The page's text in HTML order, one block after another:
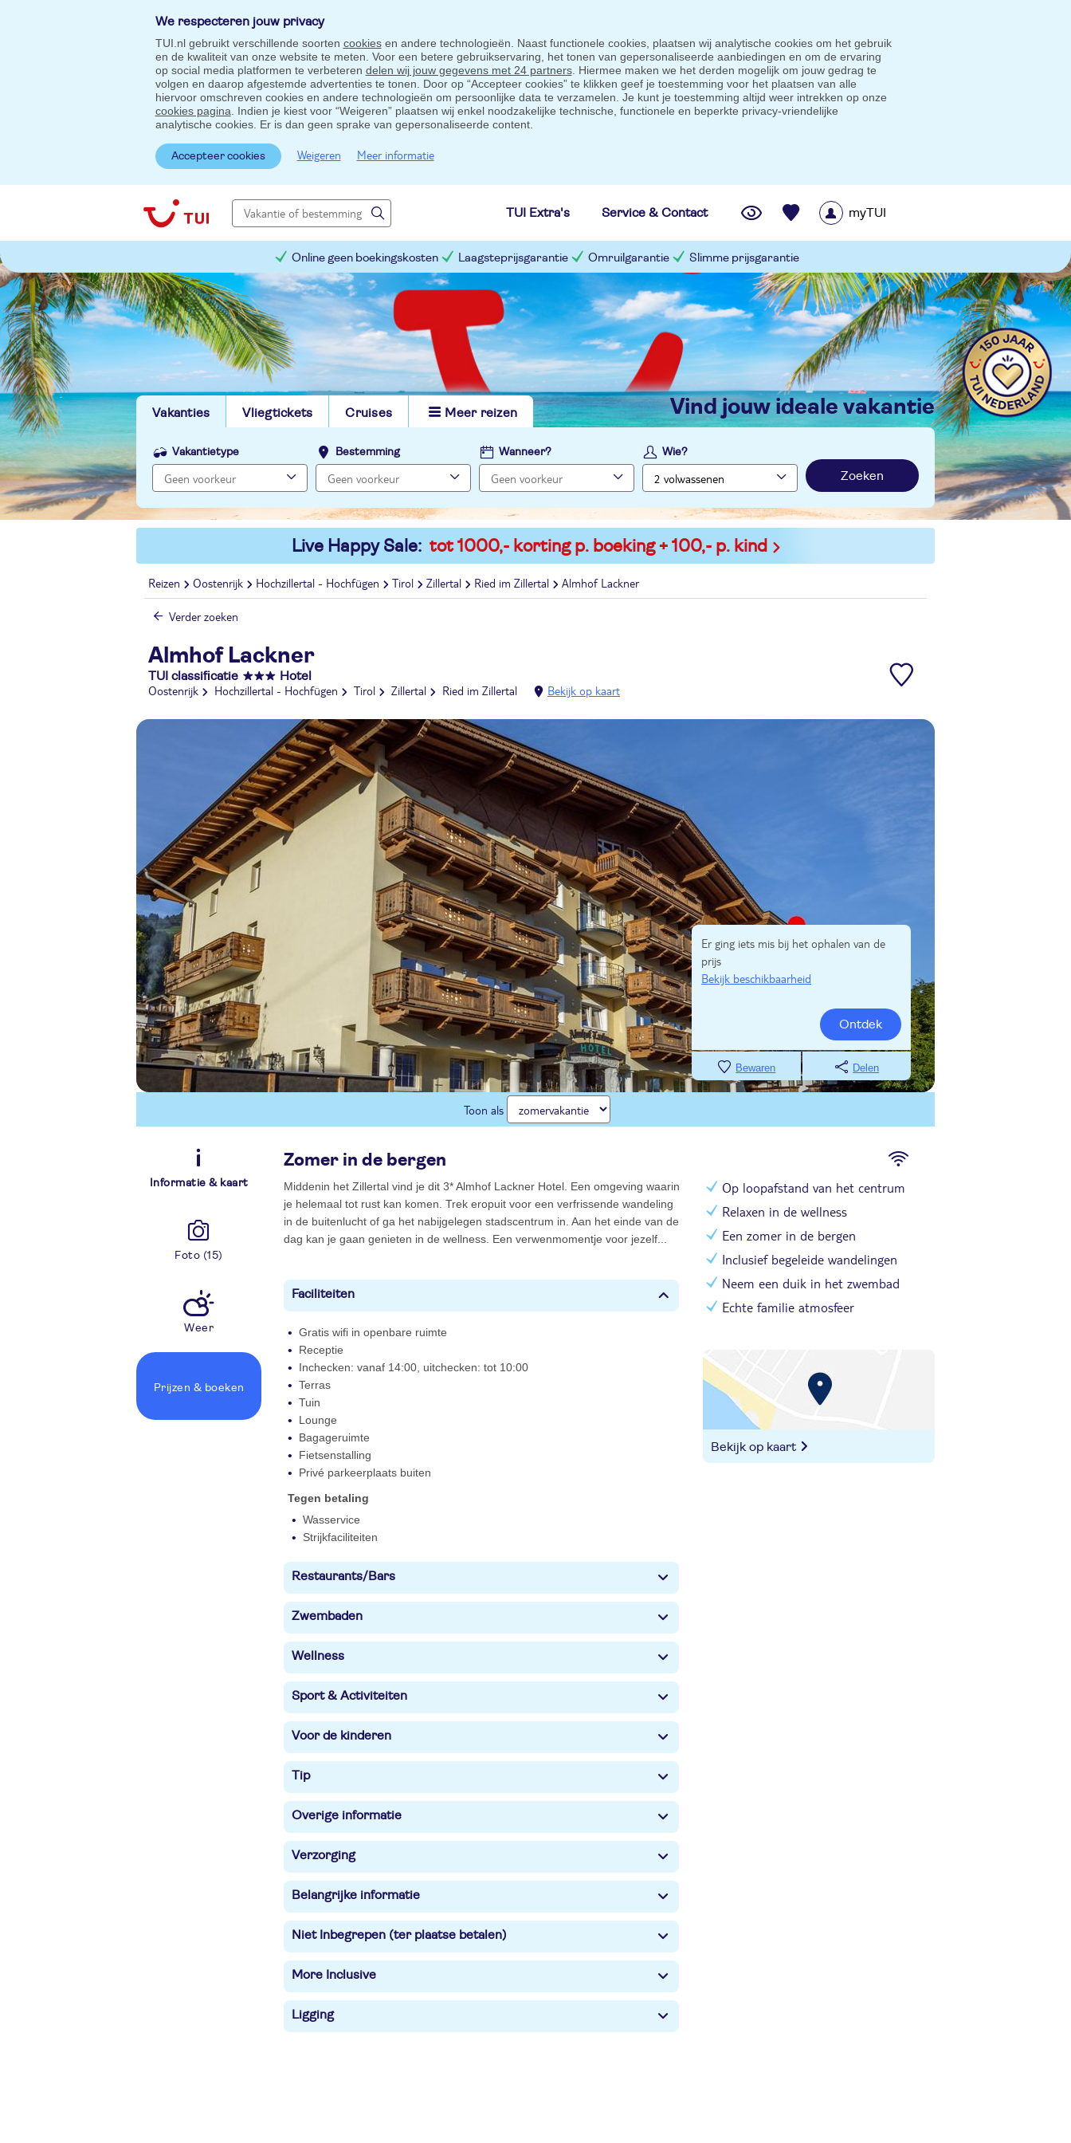
We respecteren jouw privacy
TUI.nl gebruikt verschillende soorten cookiesen andere technologieën. Naast functionele cookies, plaatsen wij analytische cookies om het gebruik
en de kwaliteit van onze website te meten. Voor een betere gebruikservaring, het tonen van gepersonaliseerde aanbiedingen en om de ervaring
op social media platformen te verbeteren delen wij jouw gegevens met 24 partners. Hiermee maken we het derden mogelijk om jouw gedrag te
volgen en daarop afgestemde advertenties te tonen. Door op “Accepteer cookies” te klikken geef je toestemming voor het plaatsen van alle
hiervoor omschreven cookies en andere technologieën om persoonlijke data te verzamelen. Je kunt je toestemming altijd weer intrekken op onze
cookies pagina . Indien je kiest voor “Weigeren” plaatsen wij enkel noodzakelijke technische, functionele en beperkte privacy-vriendelijke
analytische cookies. Er is dan geen sprake van gepersonaliseerde content.
Accepteer cookies Weigeren Meer informatie
TUI Extra's Service & Contact myTUI
Online geen boekingskosten Laagsteprijsgarantie Omruilgarantie Slimme prijsgarantie
Vakanties Vliegtickets Cruises Meer reizen vind jouw ideale vakantie
Vakantietype Bestemming Wanneer? Wie?
Zoeken
Live Happy Sale: tot 1000,- korting p. boeking + 100,- p. kind
Reizen Oostenrijk Hochzillertal - Hochfügen Tirol Zillertal Ried im Zillertal Almhof Lackner
Verder zoeken
Almhof Lackner
TUI classificatie Hotel
Oostenrijk Hochzillertal - Hochfügen Tirol Zillertal Ried im Zillertal Bekijk op kaart
Er ging iets mis bij het ophalen van de
prijs
Bekijk beschikbaarheid
Ontdek
Bewaren Delen
Toon als
Informatie & kaart
Foto (15)
Weer
Prijzen & boeken
Zomer in de bergen
Middenin het Zillertal vind je dit 3* Almhof Lackner Hotel. Een omgeving waarin
je helemaal tot rust kan komen. Trek eropuit voor een verfrissende wandeling
in de buitenlucht of ga het nabijgelegen stadscentrum in. Aan het einde van de
dag kan je gaan genieten in de wellness. Een verwenmomentje voor jezelf...
Faciliteiten
Gratis wifi in openbare ruimte
Receptie
Inchecken: vanaf 14:00, uitchecken: tot 10:00
Terras
Tuin
Lounge
Bagageruimte
Fietsenstalling
Privé parkeerplaats buiten
Tegen betaling
Wasservice
Strijkfaciliteiten
Restaurants/Bars
Zwembaden
Wellness
Sport & Activiteiten
Voor de kinderen
Tip
Overige informatie
Verzorging
Belangrijke informatie
Niet Inbegrepen (ter plaatse betalen)
More Inclusive
Ligging
Op loopafstand van het centrum
Relaxen in de wellness
Een zomer in de bergen
Inclusief begeleide wandelingen
Neem een duik in het zwembad
Echte familie atmosfeer
Bekijk op kaart